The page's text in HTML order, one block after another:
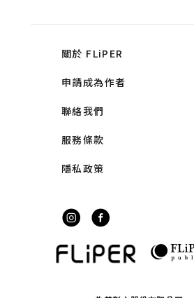
關於 FLiPER
申請成為作者
聯絡我們
服務條款
隱私政策